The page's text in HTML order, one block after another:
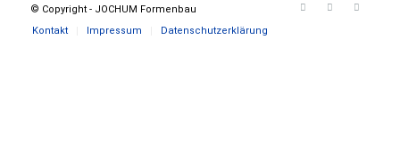
© Copyright - JOCHUM Formenbau
Kontakt
Impressum Datenschutzerklärung